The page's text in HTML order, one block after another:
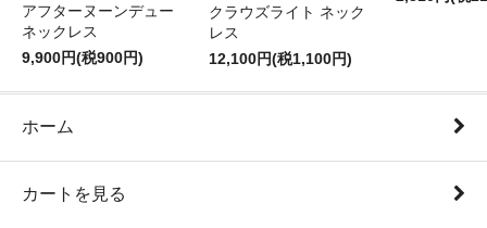
アフターヌーンデュー
ネックレス
9,900円(税900円)
クラウズライト ネック
レス
12,100円(税1,100円)
ホーム
カートを見る